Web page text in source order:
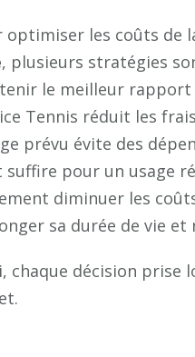
optimiser les coûts de
, plusieurs stratégies
le meilleur
Tennis réduit les
prévu évite des
suffire pour un usage
diminuer les
sa durée de vie
chaque décision